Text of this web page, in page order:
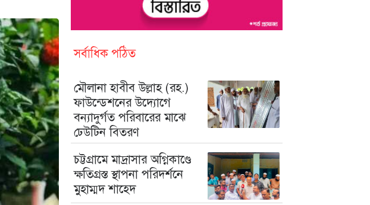
সর্বাধিক পঠিত
মৌলানা হাবীব উল্লাহ (রহ.)
ফাউন্ডেশনের উদ্যোগে
বন্যাদুর্গত পরিবারের মাঝে
ঢেউটিন বিতরণ
চট্টগ্রামে মাদ্রাসার অগ্নিকাণ্ডে
ক্ষতিগ্রস্ত স্থাপনা পরিদর্শনে
মুহাম্মদ শাহেদ